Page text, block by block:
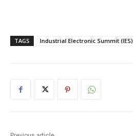
TAGS Industrial Electronic Summit (IES)